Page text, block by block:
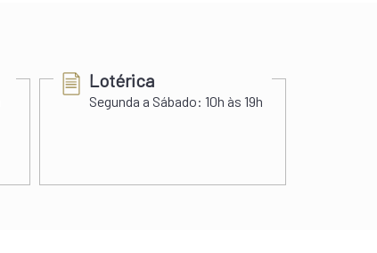
Lotérica
Segunda a Sábado: 10h às 19h